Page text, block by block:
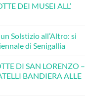
DEI MUSEI ALL’
Solstizio all’Altro: si
di Senigallia
DI SAN LORENZO –
BANDIERA ALLE